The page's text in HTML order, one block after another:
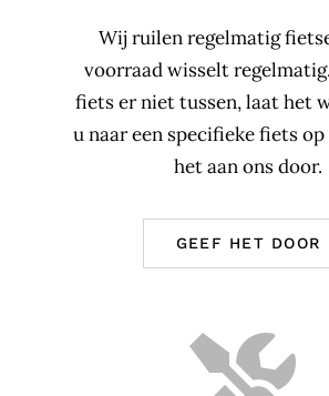
Wij ruilen regelmatig
voorraad wisselt
fiets er niet tussen, laat het
u naar een specifieke fiets op
het aan ons door.
GEEF HET DOOR